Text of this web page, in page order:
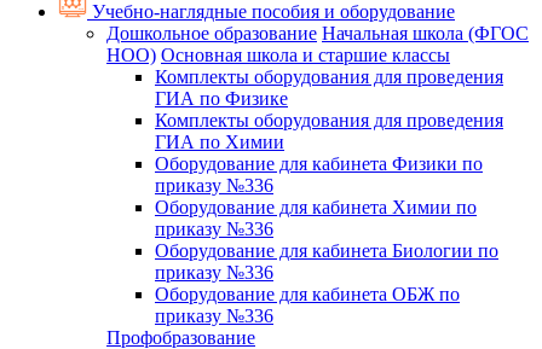
Учебно-наглядные пособия и оборудование
Дошкольное образование Начальная школа (ФГОС
НОО) Основная школа и старшие классы
Комплекты оборудования для проведения
ГИА по Физике
Комплекты оборудования для проведения
ГИА по Химии
Оборудование для кабинета Физики по
приказу №336
Оборудование для кабинета Химии по
приказу №336
Оборудование для кабинета Биологии по
приказу №336
Оборудование для кабинета ОБЖ по
приказу №336
Профобразование